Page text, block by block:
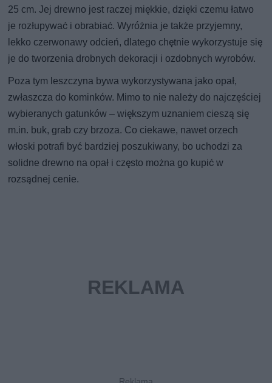
25 cm. Jej drewno jest raczej miękkie, dzięki czemu łatwo
je rozłupywać i obrabiać. Wyróżnia je także przyjemny,
lekko czerwonawy odcień, dlatego chętnie wykorzystuje się
je do tworzenia drobnych dekoracji i ozdobnych wyrobów.
Poza tym leszczyna bywa wykorzystywana jako opał,
zwłaszcza do kominków. Mimo to nie należy do najczęściej
wybieranych gatunków – większym uznaniem cieszą się
m.in. buk, grab czy brzoza. Co ciekawe, nawet orzech
włoski potrafi być bardziej poszukiwany, bo uchodzi za
solidne drewno na opał i często można go kupić w
rozsądnej cenie.